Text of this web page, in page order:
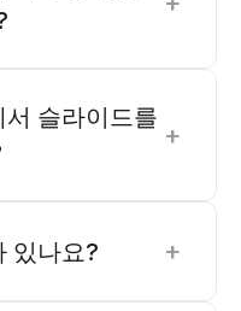
슬라이드를
+
있나요? +